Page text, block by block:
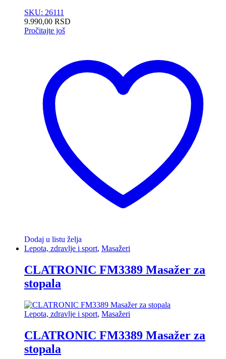
SKU: 26111
9.990,00 RSD
Pročitajte još
Dodaj u listu želja
Lepota, zdravlje i sport, Masažeri
CLATRONIC FM3389 Masažer za
stopala
Lepota, zdravlje i sport, Masažeri
CLATRONIC FM3389 Masažer za
stopala